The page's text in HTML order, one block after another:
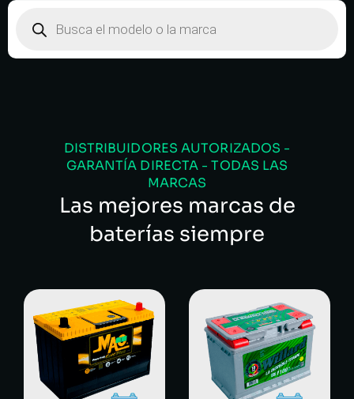
DISTRIBUIDORES AUTORIZADOS -
GARANTÍA DIRECTA - TODAS LAS
MARCAS
Las mejores marcas de
baterías siempre